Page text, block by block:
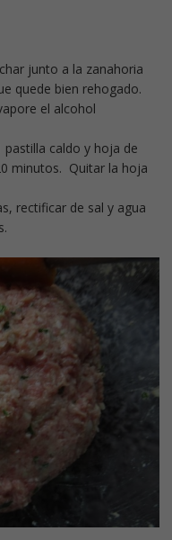
junto a la zanahoria
quede bien rehogado.
el alcohol
pastilla caldo y hoja de
minutos. Quitar la hoja
rectificar de sal y agua